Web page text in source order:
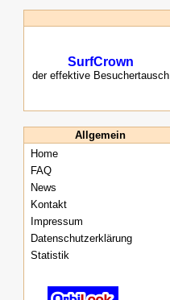
SurfCrown
der effektive Besuchertausch
Allgemein
Home
FAQ
News
Kontakt
Impressum
Datenschutzerklärung
Statistik